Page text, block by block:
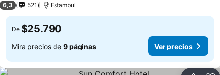
6,3 521 Estambul
De $25.790
Mira precios de 9 páginas Ver precios